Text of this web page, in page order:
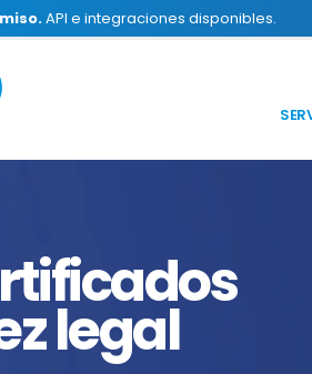
API e integraciones disponibles.
legal